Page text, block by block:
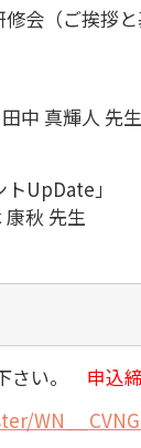
会（ご挨拶と
中 真輝人 先生
UpDate」
秋 先生
さい。 申込
WN__